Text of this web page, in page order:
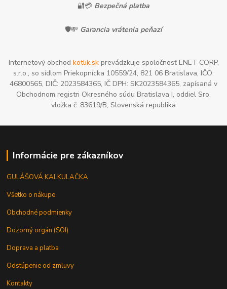
🔐💳 Bezpečná platba
🛡️💸 Garancia vrátenia peňazí
Internetový obchod kotlik.skprevádzkuje spoločnosť ENET CORP,
s.r.o., so sídlom Priekopnícka 10559/24, 821 06 Bratislava, IČO:
46800565, DIČ: 2023584365, IČ DPH: SK2023584365, zapísaná v
Obchodnom registri Okresného súdu Bratislava I, oddiel Sro,
vložka č. 83619/B, Slovenská republika
Informácie pre zákazníkov
GULÁŠOVÁ KALKULAČKA
Všetko o nákupe
Obchodné podmienky
Dozorný orgán (SOI)
Doprava a platba
Odstúpenie od zmluvy
Kontakty